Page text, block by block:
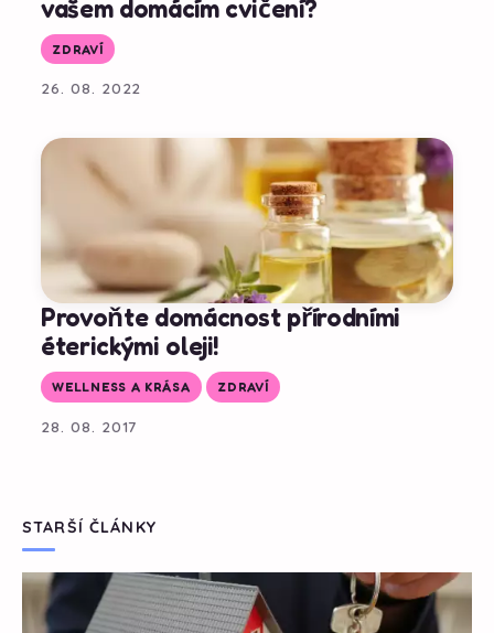
vašem domácím cvičení?
ZDRAVÍ
26. 08. 2022
Provoňte domácnost přírodními
éterickými oleji!
WELLNESS A KRÁSA ZDRAVÍ
28. 08. 2017
STARŠÍ ČLÁNKY